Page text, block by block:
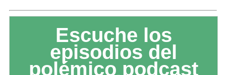
Escuche los
episodios del
polémico podcast